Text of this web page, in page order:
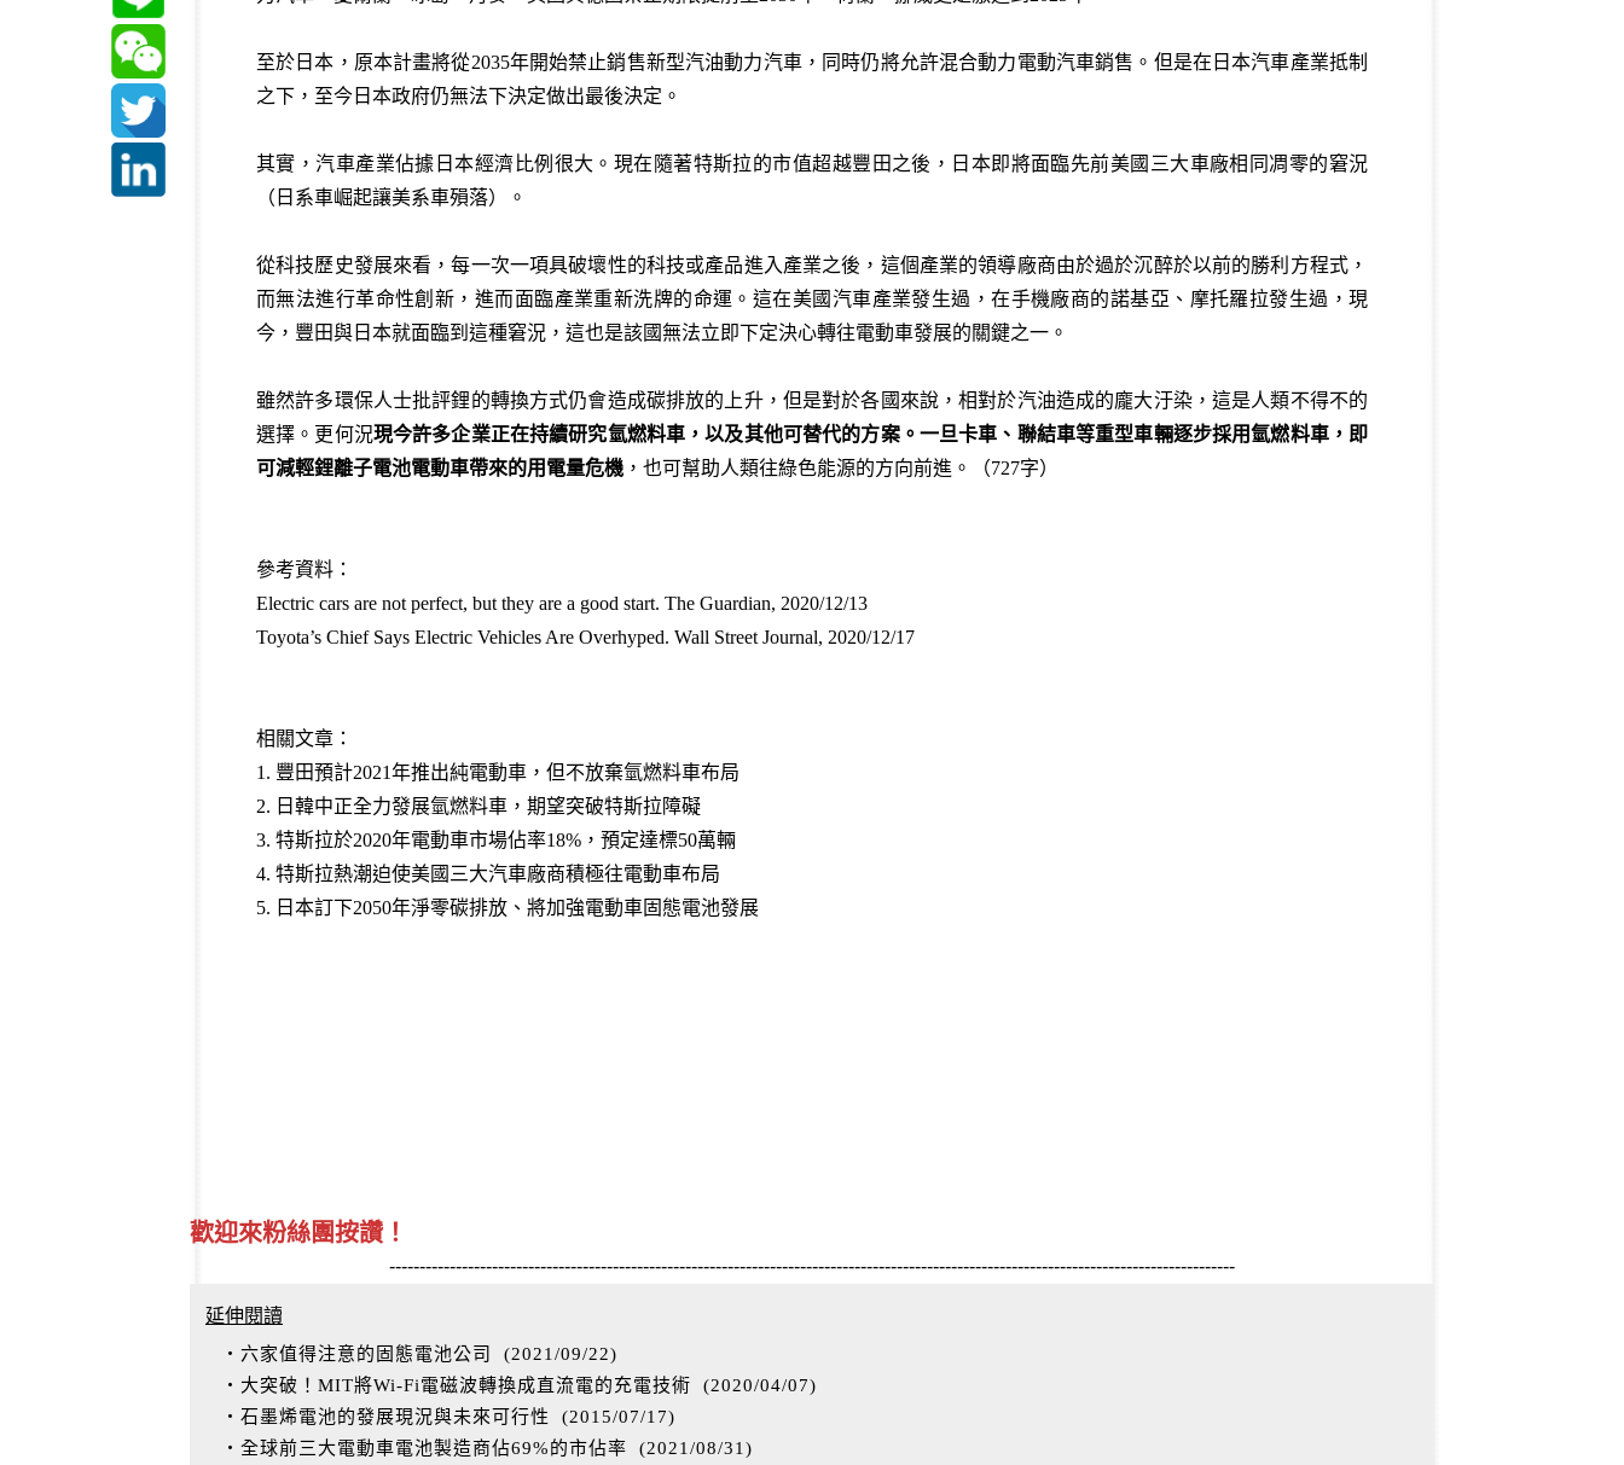
至於日本，原本計畫將從2035年開始禁止銷售新型汽油動力汽車，同時仍將允許混合動力電動汽車銷售。但是在日本汽車產業抵制
之下，至今日本政府仍無法下決定做出最後決定。
其實，汽車產業佔據日本經濟比例很大。現在隨著特斯拉的市值超越豐田之後，日本即將面臨先前美國三大車廠相同凋零的窘況
（日系車崛起讓美系車殞落）。
從科技歷史發展來看，每一次一項具破壞性的科技或產品進入產業之後，這個產業的領導廠商由於過於沉醉於以前的勝利方程式，
而無法進行革命性創新，進而面臨產業重新洗牌的命運。這在美國汽車產業發生過，在手機廠商的諾基亞、摩托羅拉發生過，現
今，豐田與日本就面臨到這種窘況，這也是該國無法立即下定決心轉往電動車發展的關鍵之一。
雖然許多環保人士批評鋰的轉換方式仍會造成碳排放的上升，但是對於各國來說，相對於汽油造成的龐大汙染，這是人類不得不的
選擇。更何況現今許多企業正在持續研究氫燃料車，以及其他可替代的方案。一旦卡車、聯結車等重型車輛逐步採用氫燃料車，即
可減輕鋰離子電池電動車帶來的用電量危機 ，也可幫助人類往綠色能源的方向前進。（727字）
參考資料：
Electric cars are not perfect, but they are a good start. The Guardian, 2020/12/13
Toyota’s Chief Says Electric Vehicles Are Overhyped. Wall Street Journal, 2020/12/17
相關文章：
1. 豐田預計2021年推出純電動車，但不放棄氫燃料車布局​
2. 日韓中正全力發展氫燃料車，期望突破特斯拉障礙​
3. 特斯拉於2020年電動車市場佔率18%，預定達標50萬輛​
4. 特斯拉熱潮迫使美國三大汽車廠商積極往電動車布局​
5. 日本訂下2050年淨零碳排放、將加強電動車固態電池發展​
歡迎來粉絲團按讚！
--------------------------------------------------------------------------------------------------------------------------------------------
延伸閱讀
‧六家值得注意的固態電池公司 (2021/09/22)
‧大突破！MIT將Wi-Fi電磁波轉換成直流電的充電技術 (2020/04/07)
‧石墨烯電池的發展現況與未來可行性
(2015/07/17)
‧全球前三大電動車電池製造商佔69%的市佔率 (2021/08/31 )